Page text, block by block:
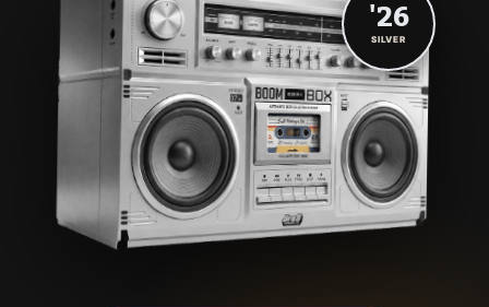
'26
SILVER